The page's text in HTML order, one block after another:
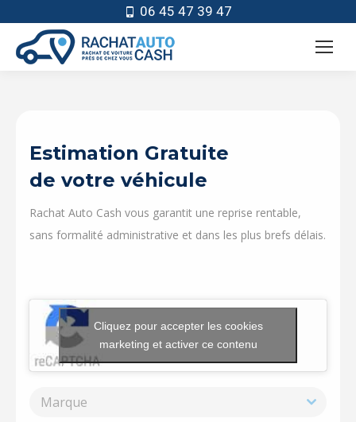
06 45 47 39 47
Estimation Gratuite
de votre véhicule
Rachat Auto Cash vous garantit une reprise rentable,
sans formalité administrative et dans les plus brefs délais.
Cliquez pour accepter les cookies
marketing et activer ce contenu
Marque